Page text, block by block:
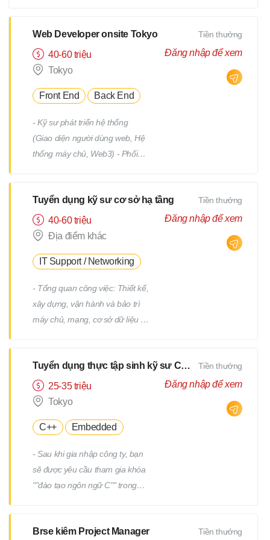
triển Quản lý: Chất lượng
(Quality) Tiến độ (Progress)
Thời hạn (Deadline)
Web Developer onsite Tokyo
40-60 triệu
Tokyo
Front End Back End
- Kỹ sư phát triển hệ thống
(Giao diện người dùng web, Hệ
thống máy chủ, Web3) - Phối
chính hoặc từng địa điểm dự án
(trong phạm vi 23 quận của
Tokyo) *Việc chuyển giao dự án
Tiền thưởng
Đăng nhập để xem
Tuyển dụng kỹ sư cơ sở hạ tầng
40-60 triệu
Địa điểm khác
IT Support / Networking
- Tổng quan công việc: Thiết kế,
xây dựng, vận hành và bảo trì
máy chủ, mạng, cơ sở dữ liệu /
cả các giai đoạn trên và dưới
của quy trình. Chúng tôi sẽ giao
cho bạn các công việc phù hợp
bạn. - Ví dụ về công việc: Thiết
Windows/Linux Tái cấu trúc hạ
tầng liên quan đến việc thay thế
hệ điều hành hoặc phần mềm
Tiền thưởng
Đăng nhập để xem
Tuyển dụng thực tập sinh kỹ sư CNTT
25-35 triệu
Tokyo
C++ Embedded
- Sau khi gia nhập công ty, bạn
sẽ được yêu cầu tham gia khóa
""đào tạo ngôn ngữ C"" trong
yêu cầu tham gia thêm một
Tiền thưởng
Đăng nhập để xem
Brse kiêm Project Manager
Tiền thưởng